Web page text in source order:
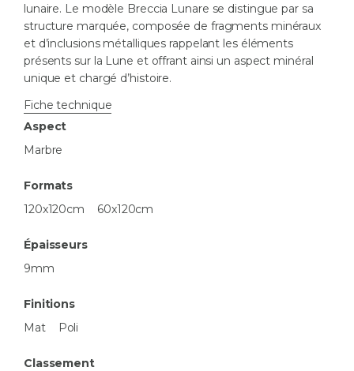
lunaire. Le modèle Breccia Lunare se distingue par sa
structure marquée, composée de fragments minéraux
et d’inclusions métalliques rappelant les éléments
présents sur la Lune et offrant ainsi un aspect minéral
unique et chargé d’histoire.
Fiche technique
Aspect
Marbre
Formats
120x120cm
60x120cm
Épaisseurs
9mm
Finitions
Mat
Poli
Classement